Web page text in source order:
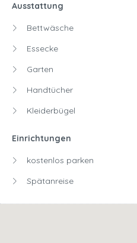
Ausstattung
Bettwäsche
Essecke
Garten
Handtücher
Kleiderbügel
Einrichtungen
kostenlos parken
Spätanreise